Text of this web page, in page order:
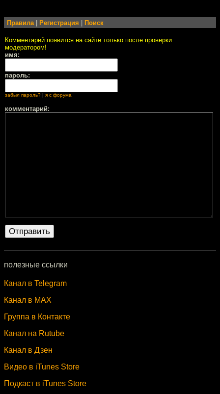
Правила| Регистрация Поиск
Комментарий появится на сайте только после проверки
модератором!
имя:
пароль:
забыл пароль? я с форума
комментарий:
полезные ссылки
Канал в Telegram
Канал в MAX
Группа в Контакте
Канал на Rutube
Канал в Дзен
Видео в iTunes Store
Подкаст в iTunes Store